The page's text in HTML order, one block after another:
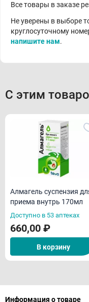
Все товары в заказе
Не уверены в выборе
круглосуточному
напишите нам.
С этим
Алмагель суспензия
приема внутрь 170мл
Доступно в 53 аптеках
660,00 ₽
В корзину
Информация о товаре